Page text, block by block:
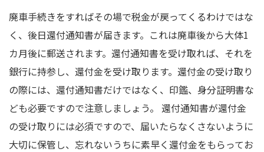
廃車手続きをすればその場で税金が戻ってくるわけではな
く、後日還付通知書が届きます。これは廃車後から大体1
カ月後に郵送されます。還付通知書を受け取れば、それを
銀行に持参し、還付金を受け取ります。還付金の受け取り
の際には、還付通知書だけではなく、印鑑、身分証明書な
ども必要ですので注意しましょう。 還付通知書が還付金
の受け取りには必須ですので、届いたらなくさないように
大切に保管し、忘れないうちに素早く還付金をもらってお